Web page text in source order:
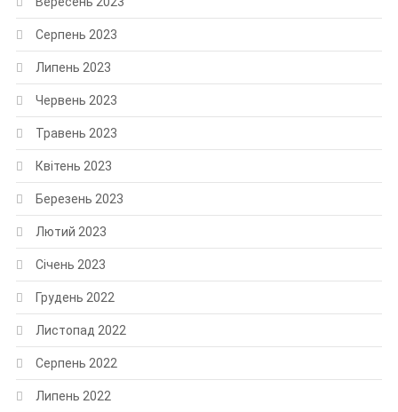
Серпень 2023
Липень 2023
Червень 2023
Травень 2023
Квітень 2023
Березень 2023
Лютий 2023
Січень 2023
Грудень 2022
Листопад 2022
Серпень 2022
Липень 2022